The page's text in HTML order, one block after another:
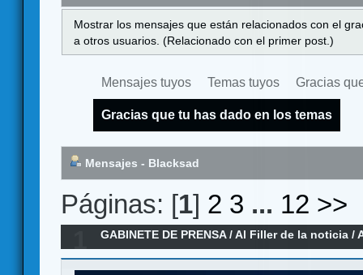
Mostrar los mensajes que están relacionados con el
a otros usuarios. (Relacionado con el primer post.)
Mensajes tuyos Temas tuyos Gracias
Gracias que tu has dado en los temas
Mensajes - Blacksad
Páginas: [1] 2 3 ... 12 >>
GABINETE DE PRENSA/Al Filler de la noticia /
2025)